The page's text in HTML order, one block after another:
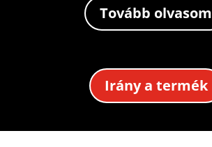
Tovább olvasom
Irány a termék